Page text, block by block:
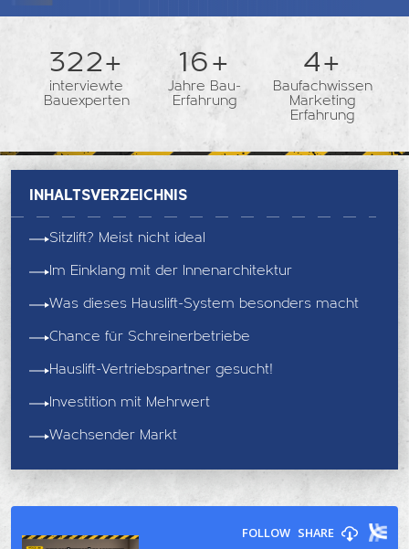
362+
interviewte
Bauexperten
18+
Jahre Bau-
Erfahrung
5+
Baufachwissen
Marketing
Erfahrung
Inhaltsverzeichnis
Sitzlift? Meist nicht ideal
Im Einklang mit der Innenarchitektur
Was dieses Hauslift-System besonders macht
Chance für Schreinerbetriebe
Hauslift-Vertriebspartner gesucht!
Investition mit Mehrwert
Wachsender Markt